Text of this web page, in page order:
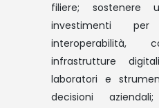
filiere; sostenere
investimenti
infrastrutture
laboratori e
decisioni